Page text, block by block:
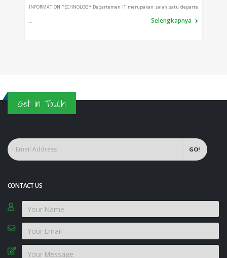
INFORMATION TECHNOLOGY Departemen IT merupakan salah satu departe
... Selengkapnya
Get in Touch
GO!
CONTACT US